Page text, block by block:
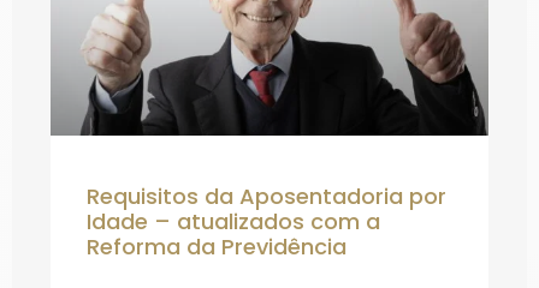
Requisitos da Aposentadoria por
Idade – atualizados com a
Reforma da Previdência